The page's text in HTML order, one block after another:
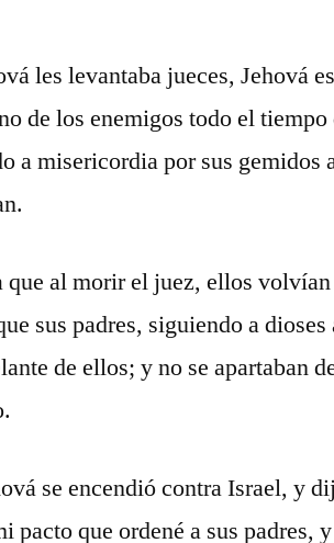
les levantaba jueces, Jehová
de los enemigos todo el
a misericordia por sus gemidos
que al morir el juez, ellos volvían
sus padres, siguiendo a
de ellos; y no se apartaban
se encendió contra Israel, y
pacto que ordené a sus padres,